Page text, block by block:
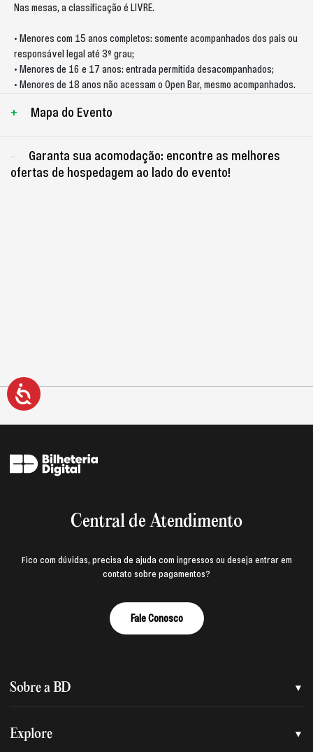
Acessibilidade
Nas mesas, a classificação é LIVRE.
• Menores com 15 anos completos: somente acompanhados dos pais ou
responsável legal até 3º grau;
• Menores de 16 e 17 anos: entrada permitida desacompanhados;
• Menores de 18 anos não acessam o Open Bar, mesmo acompanhados.
Mapa do Evento
Garanta sua acomodação: encontre as melhores
ofertas de hospedagem ao lado do evento!
Central de Atendimento
Fico com dúvidas, precisa de ajuda com ingressos ou deseja entrar em
contato sobre pagamentos?
Fale Conosco
Sobre a BD
Quem somos
Explore